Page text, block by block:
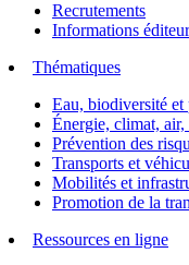
Recrutements
Informations éditeur
Thématiques
Eau, biodiversité et
Énergie, climat, air,
Prévention des
Transports et
Mobilités et
Promotion de la
Ressources en ligne